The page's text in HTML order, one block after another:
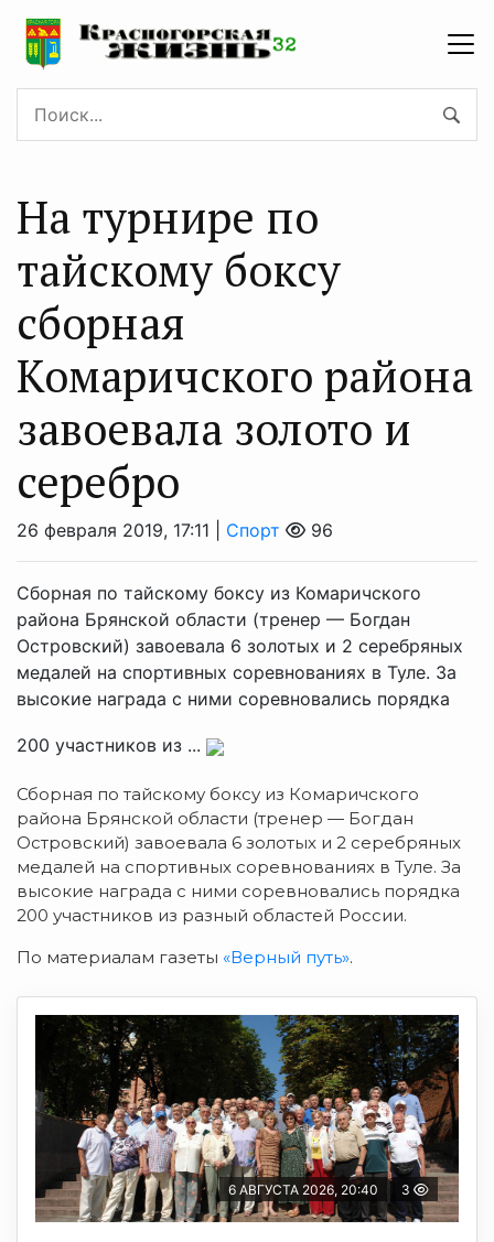
На турнире по
тайскому боксу
сборная
Комаричского района
завоевала золото и
серебро
26 февраля 2019, 17:11 | Спорт 96
Сборная по тайскому боксу из Комаричского
района Брянской области (тренер — Богдан
Островский) завоевала 6 золотых и 2 серебряных
медалей на спортивных соревнованиях в Туле. За
высокие награда с ними соревновались порядка
200 участников из ...
Сборная по тайскому боксу из Комаричского
района Брянской области (тренер — Богдан
Островский) завоевала 6 золотых и 2 серебряных
медалей на спортивных соревнованиях в Туле. За
высокие награда с ними соревновались порядка
200 участников из разный областей России.
По материалам газеты «Верный путь».
6 АВГУСТА 2026, 20:40 3